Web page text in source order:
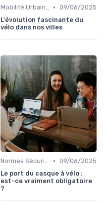
Mobilité Urbaine • 09/06/2025
L'évolution fascinante du
vélo dans nos villes
Normes Sécurité • 09/06/2025
Le port du casque à vélo :
est-ce vraiment obligatoire
?